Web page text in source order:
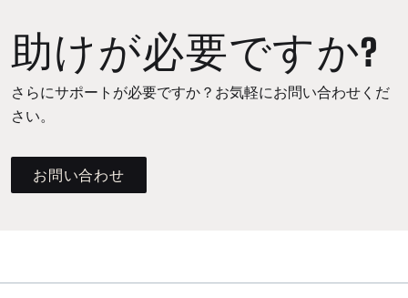
助けが必要ですか?
さらにサポートが必要ですか？お気軽にお問い合わせくだ
さい。
お問い合わせ